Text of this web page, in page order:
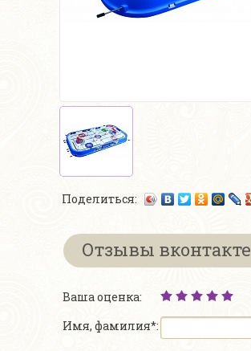
Поделиться:
Отзывы вконтакте
Ваша оценка:
Имя, фамилия*: